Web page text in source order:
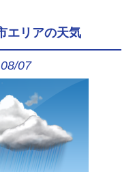
エリアの天気
08/07